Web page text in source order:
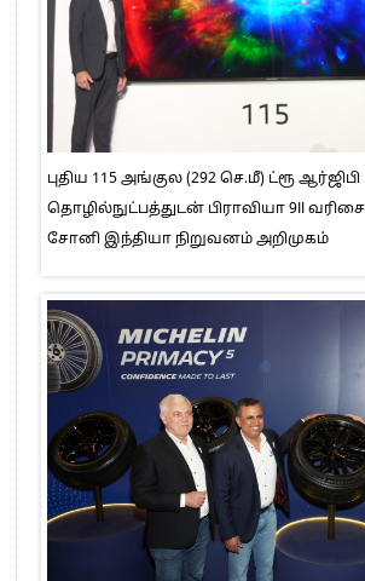
புதிய 115 அங்குல (292 செ.மீ) ட்ரூ ஆர்ஜிபி
தொழில்நுட்பத்துடன் பிராவியா 9II
சோனி இந்தியா நிறுவனம் அறிமுகம்